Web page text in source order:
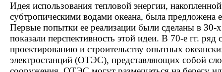
Идея использования тепловой энергии,
субтропическими водами океана, была
Первые попытки ее реализации были сделаны в 30-х
показали перспективность этой идеи. В 70-е гг. ряд
проектированию и строительству опытных
электростанций (ОТЭС), представляющих собой